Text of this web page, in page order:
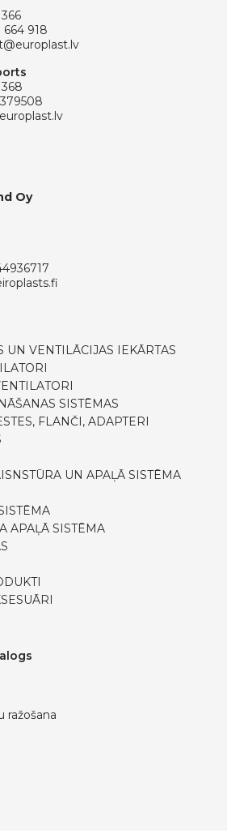
664 918
Oy
UN VENTILĀCIJAS IEKĀRTAS
SISTĒMAS
FLANČI, ADAPTERI
UN APAĻĀ SISTĒMA
APAĻĀ SISTĒMA
ražošana